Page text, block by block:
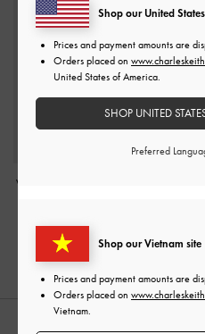
Ví cầm tay Zephyr Metallic-
950,000
Shop our Vietnam site
Prices and payment amounts are
Orders placed on
Vietnam.
Shop our United
Prices and payment amounts are
Orders placed on
United States of America.
SHOP UNITED
Preferred